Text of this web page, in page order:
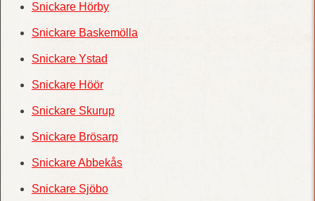
Snickare Hörby
Snickare Baskemölla
Snickare Ystad
Snickare Höör
Snickare Skurup
Snickare Brösarp
Snickare Abbekås
Snickare Sjöbo